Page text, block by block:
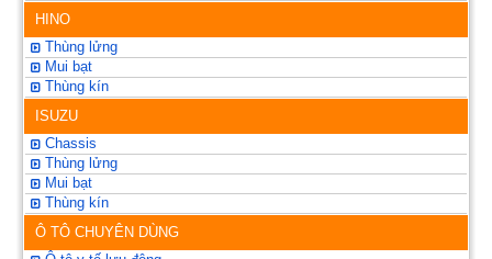
HINO
Thùng lửng
Mui bạt
Thùng kín
ISUZU
Chassis
Thùng lửng
Mui bạt
Thùng kín
Ô TÔ CHUYÊN DÙNG